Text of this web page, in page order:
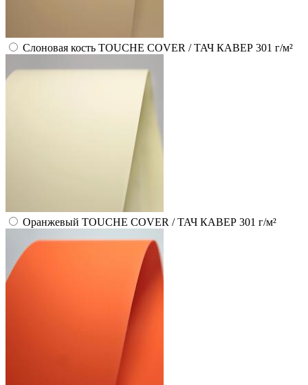
Слоновая кость TOUCHE COVER / ТАЧ КАВЕР 301 г/м²
Оранжевый TOUCHE COVER / ТАЧ КАВЕР 301 г/м²